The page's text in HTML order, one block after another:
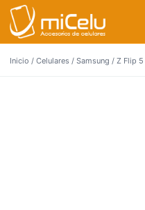
Inicio / Celulares / Samsung / Z Flip 5